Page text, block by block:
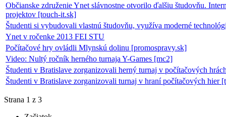
Občianske združenie Ynet slávnostne otvorilo ďalšiu študovňu.
projektov [touch-it.sk]
Študenti si vybudovali vlastnú študovňu, využíva moderné
Ynet v ročenke 2013 FEI STU
Počítačové hry ovládli Mlynskú dolinu [promospravy.sk]
Video: Nultý ročník herného turnaja Y-Games [mc2]
Študenti v Bratislave zorganizovali herný turnaj v počítačových
Študenti v Bratislave zorganizovali turnaj v hraní počítačových hier
Strana 1 z 3